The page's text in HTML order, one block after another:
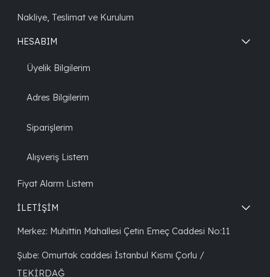
Nakliye, Teslimat ve Kurulum
HESABIM
Üyelik Bilgilerim
Adres Bilgilerim
Siparişlerim
Alışveriş Listem
Fiyat Alarm Listem
İLETİŞİM
Merkez: Muhittin Mahallesi Çetin Emeç Caddesi No:11
Şube: Omurtak caddesi İstanbul Kısmı Çorlu /
TEKİRDAĞ